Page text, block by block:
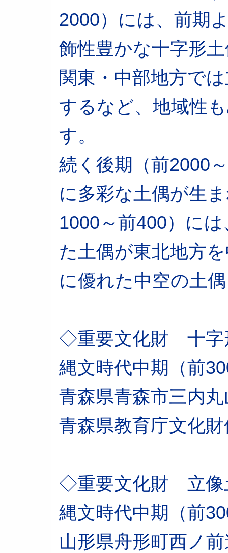
2000）には、前期
飾性豊かな十字形
関東・中部地方で
するなど、地域性
す。
続く後期（前2000
に多彩な土偶が生
1000～前400）に
た土偶が東北地方
に優れた中空の土
◇重要文化財 十字
縄文時代中期（前
青森県青森市三内
青森県教育庁文化
◇重要文化財 立像
縄文時代中期（前
山形県舟形町西ノ